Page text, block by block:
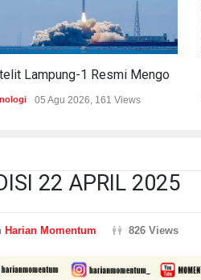
05 Agu 2026, 161 Views
22 APRIL 2025
Harian Momentum 826 Views